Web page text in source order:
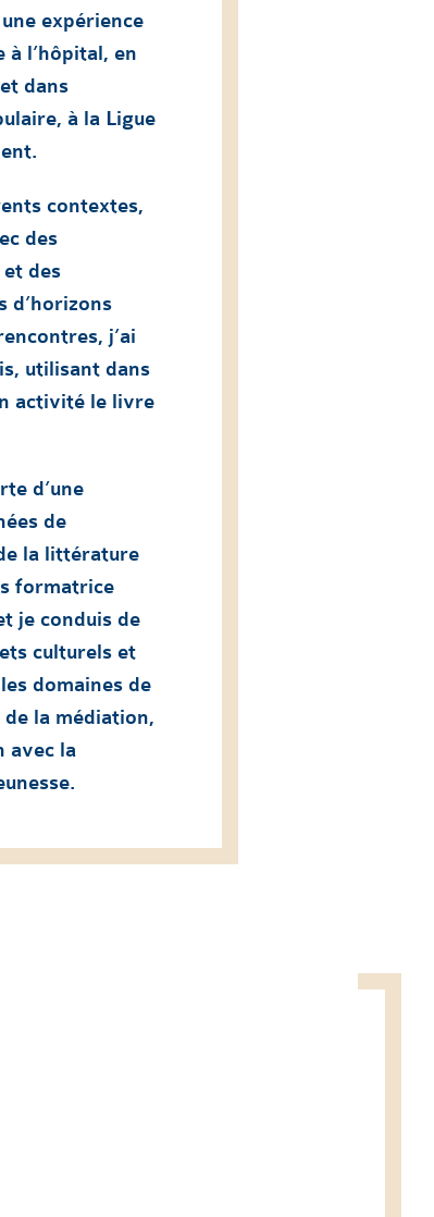
expérience
à l’hôpital, en
dans
à la Ligue
contextes,
des
des
d’horizons
j’ai
utilisant dans
activité le livre
d’une
de
la littérature
formatrice
je conduis de
culturels et
domaines de
la médiation,
avec la